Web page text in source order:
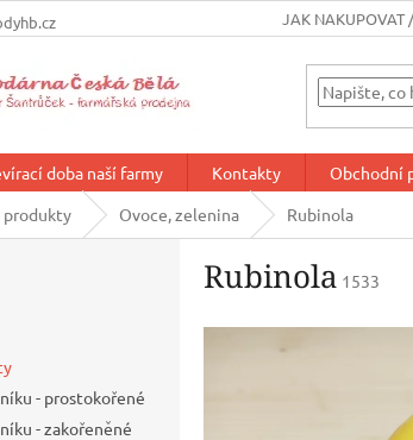
JAK NAKUPOVAT
doba naší farmy Kontakty Obchodní
produkty Ovoce, zelenina Rubinola
- prostokořené
- zakořeněné
Rubinola 1533